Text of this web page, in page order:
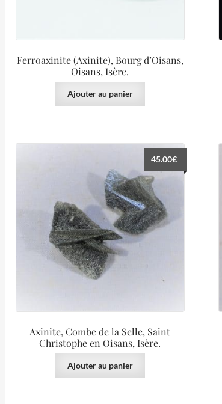
Ferroaxinite (Axinite), Bourg d’Oisans,
Oisans, Isère.
Ajouter au panier
Axinite, Combe de la Selle, Saint
Christophe en Oisans, Isère.
45.00€
Ajouter au panier